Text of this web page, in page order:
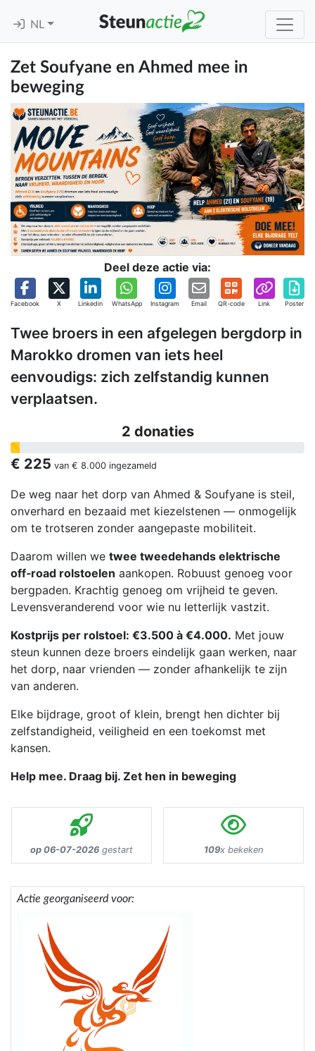
NL
Zet Soufyane en Ahmed mee in
beweging
Deel deze actie via:
Facebook X Linkedin WhatsApp Instagram Email QR-code Link Poster
Twee broers in een afgelegen bergdorp in
Marokko dromen van iets heel
eenvoudigs: zich zelfstandig kunnen
verplaatsen.
2 donaties
€ 225 van € 8.000 ingezameld
De weg naar het dorp van Ahmed & Soufyane is steil,
onverhard en bezaaid met kiezelstenen — onmogelijk
om te trotseren zonder aangepaste mobiliteit.
Daarom willen we twee tweedehands elektrische
off‑road rolstoelen aankopen. Robuust genoeg voor
bergpaden. Krachtig genoeg om vrijheid te geven.
Levensveranderend voor wie nu letterlijk vastzit.
Kostprijs per rolstoel: €3.500 à €4.000. Met jouw
steun kunnen deze broers eindelijk gaan werken, naar
het dorp, naar vrienden — zonder afhankelijk te zijn
van anderen.
Elke bijdrage, groot of klein, brengt hen dichter bij
zelfstandigheid, veiligheid en een toekomst met
kansen.
Help mee. Draag bij. Zet hen in beweging
op 06-07-2026 gestart 109x bekeken
Actie georganiseerd voor: